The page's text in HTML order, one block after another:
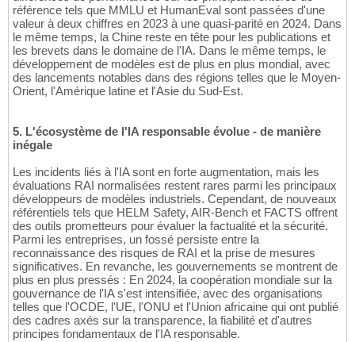
référence tels que MMLU et HumanEval sont passées d'une
valeur à deux chiffres en 2023 à une quasi-parité en 2024. Dans
le même temps, la Chine reste en tête pour les publications et
les brevets dans le domaine de l'IA. Dans le même temps, le
développement de modèles est de plus en plus mondial, avec
des lancements notables dans des régions telles que le Moyen-
Orient, l'Amérique latine et l'Asie du Sud-Est.
5. L'écosystème de l'IA responsable évolue - de manière
inégale
Les incidents liés à l'IA sont en forte augmentation, mais les
évaluations RAI normalisées restent rares parmi les principaux
développeurs de modèles industriels. Cependant, de nouveaux
référentiels tels que HELM Safety, AIR-Bench et FACTS offrent
des outils prometteurs pour évaluer la factualité et la sécurité.
Parmi les entreprises, un fossé persiste entre la
reconnaissance des risques de RAI et la prise de mesures
significatives. En revanche, les gouvernements se montrent de
plus en plus pressés : En 2024, la coopération mondiale sur la
gouvernance de l'IA s'est intensifiée, avec des organisations
telles que l'OCDE, l'UE, l'ONU et l'Union africaine qui ont publié
des cadres axés sur la transparence, la fiabilité et d'autres
principes fondamentaux de l'IA responsable.